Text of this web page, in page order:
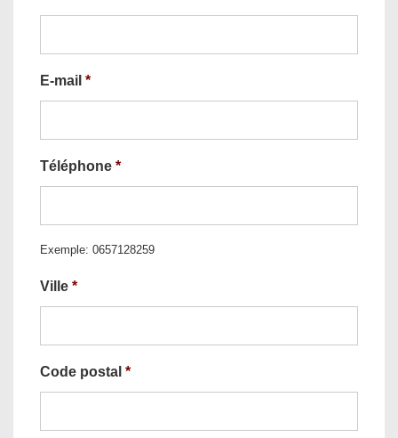
E-mail *
Téléphone *
Exemple: 0657128259
Ville *
Code postal *